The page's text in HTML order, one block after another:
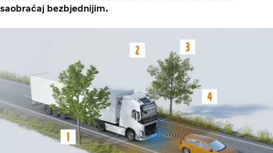
saobraćaj bezbjednijim.